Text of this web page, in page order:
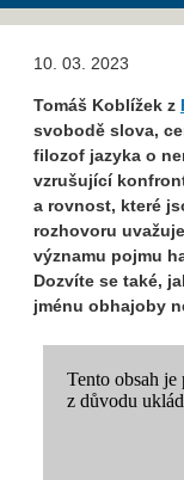
10. 03. 2023
Tomáš Koblížek z
svobodě slova,
filozof jazyka o
vzrušující
a rovnost, které
rozhovoru
významu pojmu
Dozvíte se také,
jménu obhajoby